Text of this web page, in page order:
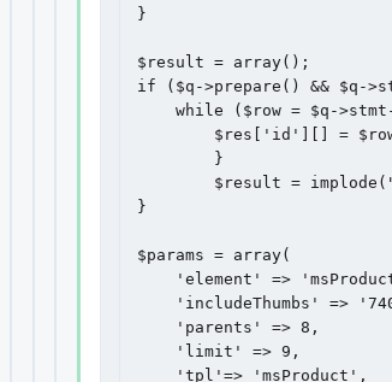
}
$result = array();
if ($q->prepare() && $q-
while ($row = $q-
}
$params = array(
'element' =>
'includeThumbs' =>
    'parents' => 8,
    'limit' => 9,
    'tpl'=> 'msProduct',